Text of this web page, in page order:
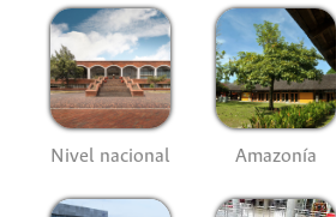
Nivel nacional Amazonía